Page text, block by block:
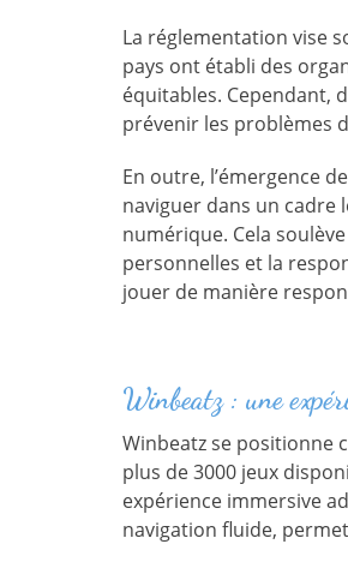
La réglementation vise
pays ont établi des
équitables. Cependant,
prévenir les problèmes
En outre, l’émergence
naviguer dans un cadre
numérique. Cela
personnelles et la
jouer de manière
Winbeatz : une
Winbeatz se positionne
plus de 3000 jeux
expérience immersive
navigation fluide,